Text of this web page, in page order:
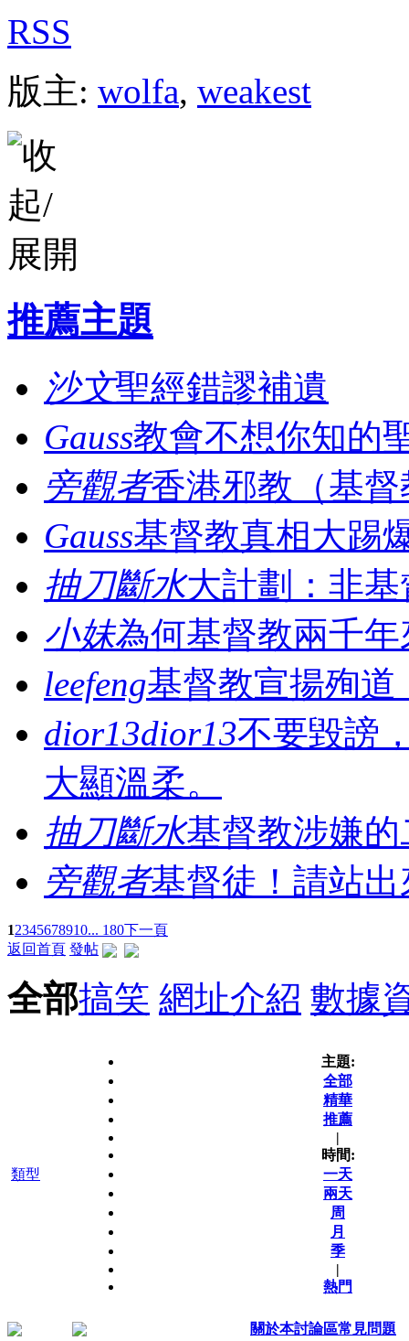
RSS
版主: wolfa, weakest
推薦主題
沙文聖經錯謬補遺
Gauss教會不想你知的
旁觀者香港邪教（基督
Gauss基督教真相大踢
抽刀斷水大計劃：非
小妹為何基督教兩千
leefeng基督教宣揚殉道
dior13dior13不要毀謗
大顯溫柔。
抽刀斷水基督教涉嫌
旁觀者基督徒！請站出
12345678910... 180下一頁
返回首頁 發帖
全部搞笑 網址介紹 數據
類型
主題:
全部
精華
推薦
|
時間:
一天
兩天
周
月
季
|
熱門
關於本討論區常見問題